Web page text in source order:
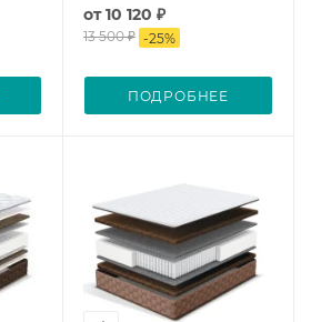
от10 120 ₽
13 500 ₽ -25%
ПОДРОБНЕЕ